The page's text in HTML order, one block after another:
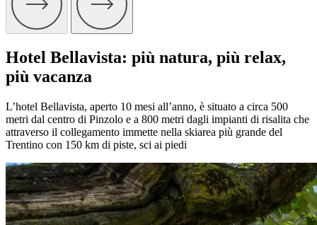
Hotel Bellavista: più natura, più relax,
più vacanza
L’hotel Bellavista, aperto 10 mesi all’anno, è situato a circa 500
metri dal centro di Pinzolo e a 800 metri dagli impianti di risalita che
attraverso il collegamento immette nella skiarea più grande del
Trentino con 150 km di piste, sci ai piedi